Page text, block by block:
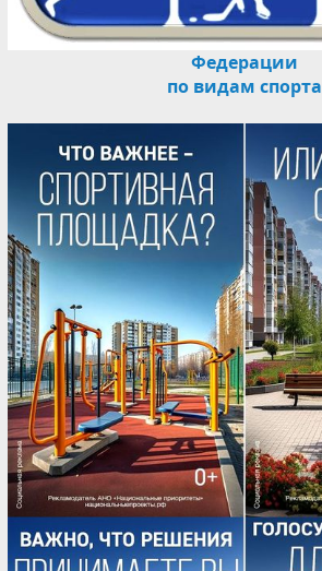
Федерации
по видам спорта